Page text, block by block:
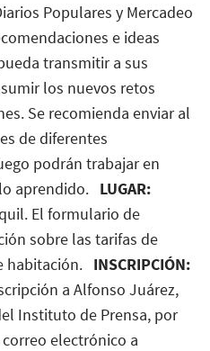
Populares y Mercadeo
e ideas
transmitir a sus
los nuevos retos
Se recomienda enviar al
de diferentes
podrán trabajar en
aprendido. LUGAR:
. El formulario de
sobre las tarifas de
habitación. INSCRIPCIÓN:
a Alfonso Juárez,
Instituto de Prensa, por
electrónico a